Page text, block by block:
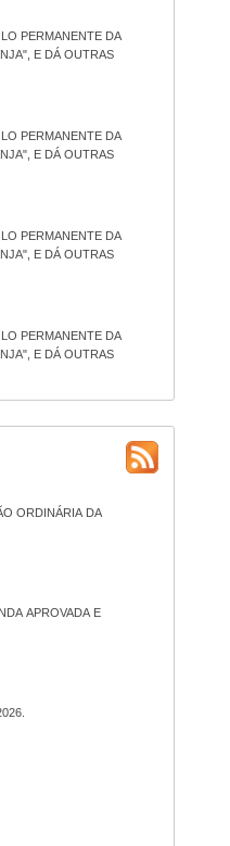
PERMANENTE DA
E DÁ OUTRAS
PERMANENTE DA
E DÁ OUTRAS
PERMANENTE DA
E DÁ OUTRAS
PERMANENTE DA
E DÁ OUTRAS
APROVADA E